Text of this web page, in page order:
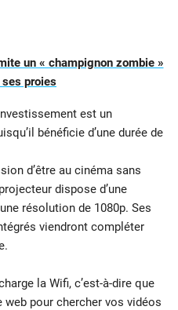
un « champignon zombie »
proies
est un
bénéficie d’une durée de
d’être au cinéma sans
dispose d’une
résolution de 1080p. Ses
viendront compléter
la Wifi, c’est-à-dire que
pour chercher vos vidéos